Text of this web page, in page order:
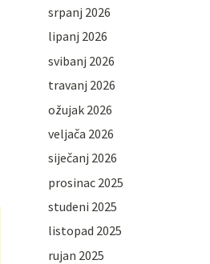
srpanj 2026
lipanj 2026
svibanj 2026
travanj 2026
ožujak 2026
veljača 2026
siječanj 2026
prosinac 2025
studeni 2025
listopad 2025
rujan 2025